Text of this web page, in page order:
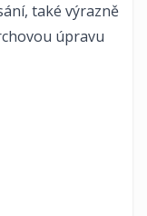
také výrazně
úpravu